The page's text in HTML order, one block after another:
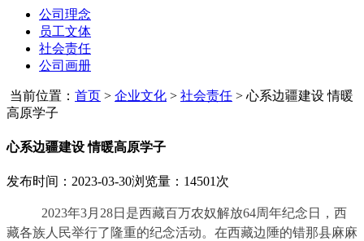
公司理念
员工文体
社会责任
公司画册
当前位置： 首页 > 企业文化 > 社会责任 > 心系边疆建设 情暖
高原学子
心系边疆建设 情暖高原学子
发布时间：2023-03-30浏览量：14501次
2023年3月 28日是西藏百万农奴解放64周年纪念日，西
藏各族人民举行了隆重的纪念活动。在西藏边陲的错那县麻麻